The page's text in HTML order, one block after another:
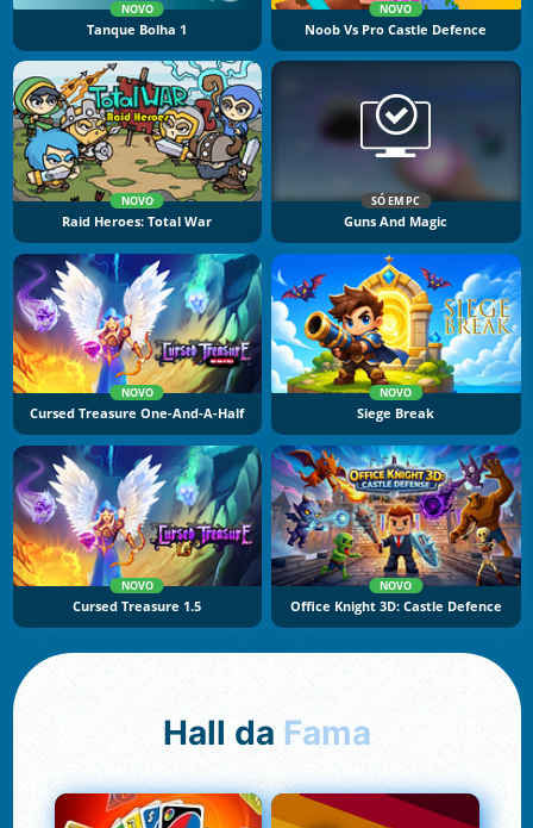
NOVO
Tanque Bolha 1
NOVO
Noob Vs Pro Castle Defence
NOVO
Raid Heroes: Total War
SÓ EM PC
Guns And Magic
NOVO
Cursed Treasure One-And-A-Half
NOVO
Siege Break
NOVO
Cursed Treasure 1.5
NOVO
Office Knight 3D: Castle Defence
Hall da Fama